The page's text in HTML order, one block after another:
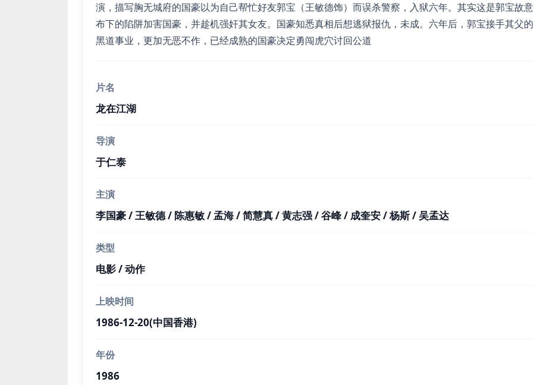
演，描写胸无城府的国豪以为自己帮忙好友郭宝（王敏德饰）而误杀警察，入狱六年。其实这是郭宝故意
布下的陷阱加害国豪，并趁机强奸其女友。国豪知悉真相后想逃狱报仇，未成。六年后，郭宝接手其父的
黑道事业，更加无恶不作，已经成熟的国豪决定勇闯虎穴讨回公道
片名
龙在江湖
导演
于仁泰
主演
李国豪 / 王敏德 / 陈惠敏 / 孟海 / 简慧真 / 黄志强 / 谷峰 / 成奎安 / 杨斯 / 吴孟达
类型
电影 / 动作
上映时间
1986-12-20(中国香港)
年份
1986